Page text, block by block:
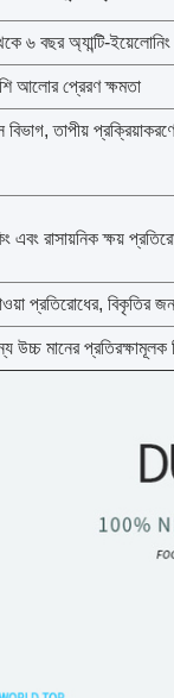
৬ বছর অ্যান্টি-ইয়েলোনিং
আলোর প্রেরণ ক্ষমতা
বিভাগ, তাপীয়
এবং রাসায়নিক ক্ষয়
প্রতিরোধের, বিকৃতির
উচ্চ মানের প্রতিরক্ষামূলক